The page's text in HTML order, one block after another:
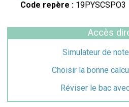
Code repère : 19PYSCSPO3
Accès
Simulateur de
Choisir la bonne
Réviser le bac